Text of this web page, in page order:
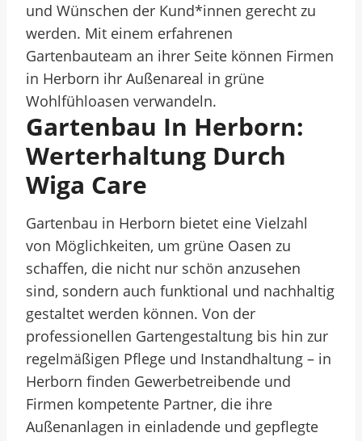
und Wünschen der Kund*innen gerecht zu
werden. Mit einem erfahrenen
Gartenbauteam an ihrer Seite können Firmen
in Herborn ihr Außenareal in grüne
Wohlfühloasen verwandeln.
Gartenbau In Herborn:
Werterhaltung Durch
Wiga Care
Gartenbau in Herborn bietet eine Vielzahl
von Möglichkeiten, um grüne Oasen zu
schaffen, die nicht nur schön anzusehen
sind, sondern auch funktional und nachhaltig
gestaltet werden können. Von der
professionellen Gartengestaltung bis hin zur
regelmäßigen Pflege und Instandhaltung – in
Herborn finden Gewerbetreibende und
Firmen kompetente Partner, die ihre
Außenanlagen in einladende und gepflegte